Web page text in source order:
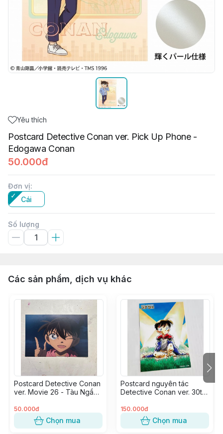
Yêu thích
Postcard Detective Conan ver. Pick Up Phone -
Edogawa Conan
50.000đ
Đơn vị:
Cái
Số lượng
Các sản phẩm, dịch vụ khác
Postcard Detective Conan
ver. Movie 26 - Tàu Ngầm
Conan (nháy mắt)
50.000đ
Chọn mua
Postcard nguyên tác
Detective Conan ver. 30th
Edogawa Conan Shrunk
150.000đ
Chọn mua